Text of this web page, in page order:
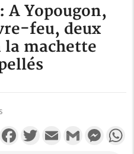
A Yopougon,
feu, deux
la machette
PartagerFacebookTwitterEmail Gmail